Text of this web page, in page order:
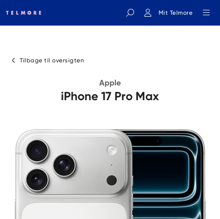
Mit Telmore
Tilbage til oversigten
Apple
iPhone 17 Pro Max